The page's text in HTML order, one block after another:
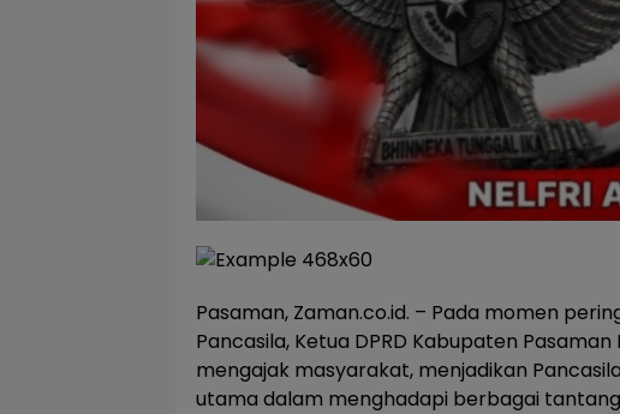
Pasaman, Zaman.co.id. – Pada momen
Pancasila, Ketua DPRD Kabupaten Pasaman
mengajak masyarakat, menjadikan
utama dalam menghadapi berbagai